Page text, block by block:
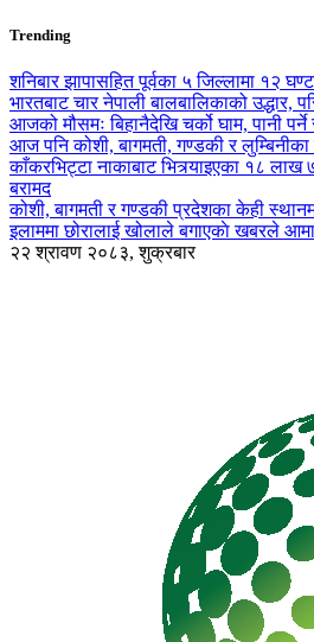
Trending
शनिबार झापासहित पूर्वका ५ जिल्लामा १२
भारतबाट चार नेपाली बालबालिकाको उद्धार,
आजको मौसमः बिहानैदेखि चर्को घाम, पानी पर्ने
आज पनि कोशी, बागमती, गण्डकी र लुम्बिनीका
काँकरभिट्टा नाकाबाट भित्र्याइएका १८
बरामद
कोशी, बागमती र गण्डकी प्रदेशका केही स्थानमा
इलाममा छोरालाई खोलाले बगाएकाे खबरले
२२ श्रावण २०८३, शुक्रबार